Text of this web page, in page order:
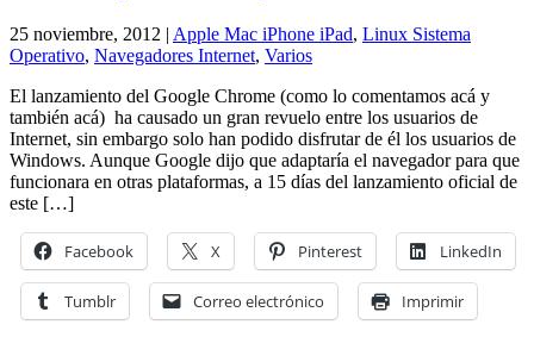
25 noviembre, 2012 | Apple Mac iPhone iPad, Linux Sistema
Operativo, Navegadores Internet, Varios
El lanzamiento del Google Chrome (como lo comentamos acá y
también acá) ha causado un gran revuelo entre los usuarios de
Internet, sin embargo solo han podido disfrutar de él los usuarios de
Windows. Aunque Google dijo que adaptaría el navegador para que
funcionara en otras plataformas, a 15 días del lanzamiento oficial de
este […]
Facebook X Pinterest LinkedIn
Tumblr Correo electrónico Imprimir